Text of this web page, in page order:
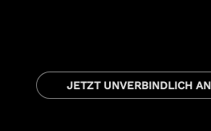
JETZT UNVERBINDLICH